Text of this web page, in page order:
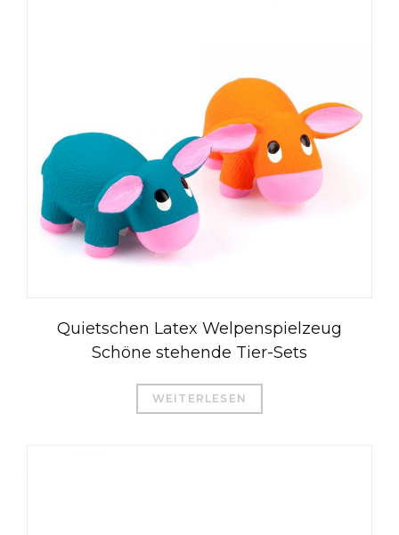
Quietschen Latex Welpenspielzeug
Schöne stehende Tier-Sets
WEITERLESEN